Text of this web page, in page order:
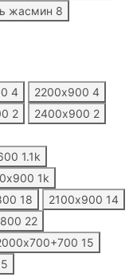
жасмин 8
4 2200х900 4
2 2400х900 2
1.1k
1k
18 2100х900 14
22
15